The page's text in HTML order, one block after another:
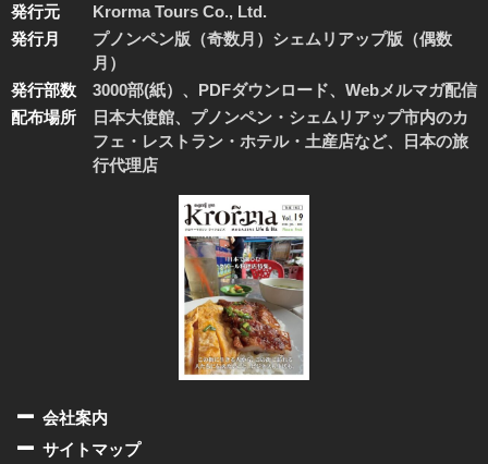
発行元
Krorma Tours Co., Ltd.
発行月
プノンペン版（奇数月）シェムリアップ版（偶数
月）
発行部数
3000部(紙）、PDFダウンロード、Webメルマガ配信
配布場所
日本大使館、プノンペン・シェムリアップ市内のカ
フェ・レストラン・ホテル・土産店など、日本の旅
行代理店
会社案内
サイトマップ